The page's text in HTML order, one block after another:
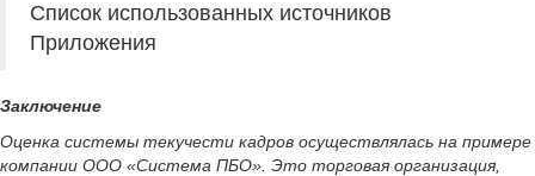
Список использованных источников
Приложения
Заключение
Оценка системы текучести кадров осуществлялась на примере
компании ООО «Система ПБО». Это торговая организация,